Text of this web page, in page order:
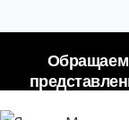
Обращаем